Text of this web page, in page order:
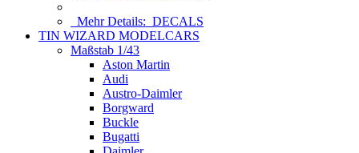
Mehr Details: DECALS
TIN WIZARD MODELCARS
Maßstab 1/43
Aston Martin
Audi
Austro-Daimler
Borgward
Buckle
Bugatti